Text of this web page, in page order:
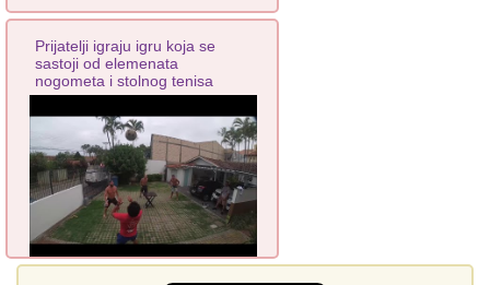
Prijatelji igraju igru koja se
sastoji od elemenata
nogometa i stolnog tenisa